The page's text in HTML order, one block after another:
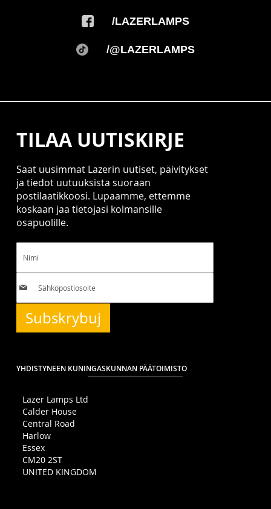
/LAZERLAMPS
/@LAZERLAMPS
TILAA UUTISKIRJE
Saat uusimmat Lazerin uutiset, päivitykset
ja tiedot uutuuksista suoraan
postilaatikkoosi. Lupaamme, ettemme
koskaan jaa tietojasi kolmansille
osapuolille.
Subskrybuj
YHDISTYNEEN KUNINGASKUNNAN PÄÄTOIMISTO
Lazer Lamps Ltd
Calder House
Central Road
Harlow
Essex
CM20 2ST
UNITED KINGDOM